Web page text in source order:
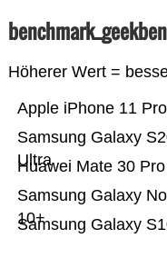
Höherer Wert =
Samsung Galaxy
Samsung Galaxy
10+
Huawei Mate 30 Pro
Samsung Galaxy
Ultra
Apple iPhone 11 Pro